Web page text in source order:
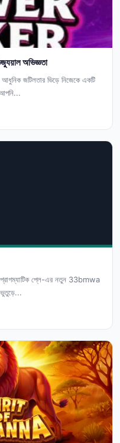
অভিজ্ঞতা
জটিলতার ভিড়ে নিজেকে একটি
প্রাগম্যাটিক প্লে-এর নতুন 33bmwa
ভুতুড়ে...